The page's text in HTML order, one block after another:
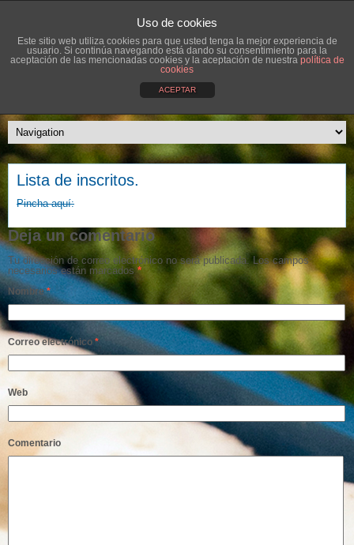
Lista de inscritos.
Pincha aquí:
Deja un comentario
Tu dirección de correo electrónico no será publicada. Los campos
necesarios están marcados*
Nombre*
Correo electrónico *
Web
Comentario
Uso de cookies
Este sitio web utiliza cookies para que usted tenga la mejor experiencia de
usuario. Si continúa navegando está dando su consentimiento para la
aceptación de las mencionadas cookies y la aceptación de nuestra política de
cookies
ACEPTAR